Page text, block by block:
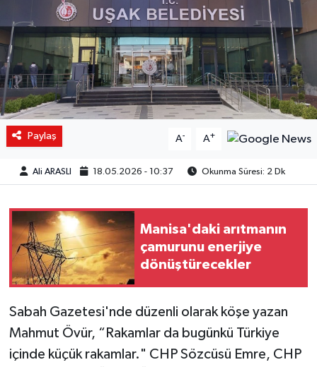
Paylaş A- A+
Ali ARASLI 18.05.2026 - 10:37 Okunma Süresi: 2 Dk
Manisa'daki arıtmanın
çamurunu enerjiye
dönüştürecekler
Sabah Gazetesi'nde düzenli olarak köşe yazan
Mahmut Övür, “Rakamlar da bugünkü Türkiye
içinde küçük rakamlar." CHP Sözcüsü Emre, CHP